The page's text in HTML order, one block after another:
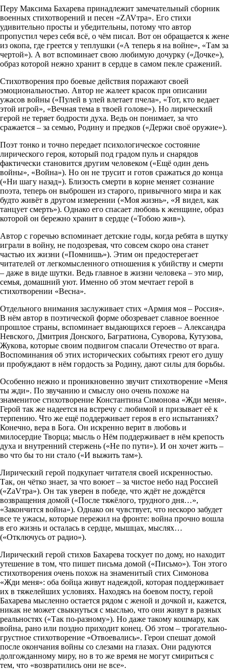
Перу Максима Бахарева принадлежит замечательный сборник
военных стихотворений и песен «ZAVтра». Его стихи
удивительно просты и убедительны, потому что автор
пропустил через себя всё, о чём писал. Вот он обращается к жене
из окопа, где греется у теплушки («А теперь я на войне», «Там за
чертой»). А вот вспоминает свою любимую дочурку («Дочке»),
образ которой нежно хранит в сердце в самом пекле сражений.
Стихотворения про боевые действия поражают своей
эмоциональностью. Автор не жалеет красок при описании
ужасов войны («Пулей в улей влетает пчела», «Тот, кто ведает
этой игрой», «Вечная тема в твоей голове»). Но лирический
герой не теряет бодрости духа. Ведь он понимает, за что
сражается – за семью, Родину и предков («Держи своё оружие»).
Поэт тонко и точно передает психологическое состояние
лирического героя, который под градом пуль и снарядов
фактически становится другим человеком («Ещё один день
войны», «Война»). Но он не трусит и готов сражаться до конца
(«Ни шагу назад»). Близость смерти в корне меняет сознание
поэта, теперь он выброшен из старого, привычного мира и как
будто живёт в другом измерении («Моя жизнь», «Я видел, как
танцует смерть»). Однако его спасает любовь к женщине, образ
которой он бережно хранит в сердце («Тобою жив»).
Автор с горечью вспоминает детские годы, когда ребята в шутку
играли в войну, не подозревая, что совсем скоро она станет
частью их жизни («Помнишь»). Этим он предостерегает
читателей от легкомысленного отношения к убийству и смерти
– даже в виде шутки. Ведь главное в жизни человека – это мир,
семья, домашний уют. Именно об этом мечтает герой в
стихотворении «Весна».
Отдельного внимания заслуживает стих «Армия моя – Россия».
В нём автор в поэтической форме обозревает славное военное
прошлое страны, вспоминает выдающихся героев – Александра
Невского, Дмитрия Донского, Багратиона, Суворова, Кутузова,
Жукова, которые своим подвигом спасали Отечество от врага.
Воспоминания об этих исторических событиях греют его душу
и пробуждают в нём гордость за Родину, дают силы для борьбы.
Особенно нежно и проникновенно звучит стихотворение «Меня
ты жди». По звучанию и смыслу оно очень похоже на
знаменитое стихотворение Константина Симонова «Жди меня».
Герой так же надеется на встречу с любимой и призывает её к
терпению. Что же ещё поддерживает героя в его испытаниях?
Конечно, вера в Бога. Он искренно верит в любовь и
милосердие Творца; мысль о Нём поддерживает в нём крепость
духа и внутренний стержень («Не по пути»). И он хочет жить –
во что бы то ни стало («И выжить там»).
Лирический герой подкупает читателя своей искренностью.
Так, он чётко знает, за что воюет – за чистое небо над Россией
(«ZаVтра»). Он так уверен в победе, что ждёт не дождётся
возвращения домой («После тяжёлого, трудного дня…»,
«Закончится война»). Однако он чувствует, что нескоро забудет
все те ужасы, которые пережил на фронте: война прочно вошла
в его жизнь и осталась в сердце, мышцах, мыслях…
(«Отключусь от радио»).
Лирический герой стихов Бахарева тоскует по дому, но находит
утешение в том, что пишет письма домой («Письмо»). Тон этого
стихотворения очень похож на знаменитый стих Симонова
«Жди меня»: оба бойца живут надеждой, которая поддерживает
их в тяжелейших условиях. Находясь на боевом посту, герой
Бахарева мысленно остается рядом с женой и дочкой и, кажется,
никак не может свыкнуться с мыслью, что они живут в разных
реальностях («Так по-разному»). Но даже такому кошмару, как
война, рано или поздно приходит конец. Об этом – трогательно-
грустное стихотворение «Отвоевались». Герои спешат домой
после окончания войны со слезами на глазах. Они радуются
долгожданному миру, но в то же время не могут смириться с
тем, что «возвратились они не все».